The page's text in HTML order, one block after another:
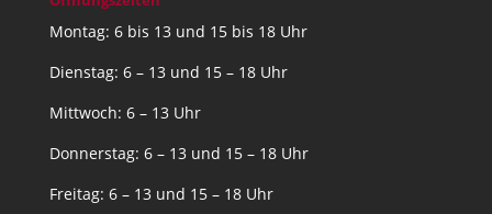
Montag: 6 bis 13 und 15 bis 18 Uhr
Dienstag: 6 – 13 und 15 – 18 Uhr
Mittwoch: 6 – 13 Uhr
Donnerstag: 6 – 13 und 15 – 18 Uhr
Freitag: 6 – 13 und 15 – 18 Uhr